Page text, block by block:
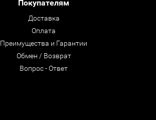
Покупателям
Доставка
Оплата
Преимущества и Гарантии
Обмен / Возврат
Вопрос - Ответ